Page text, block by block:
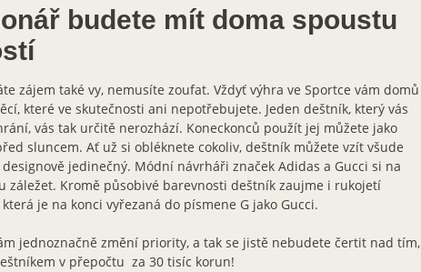
budete mít doma spoustu
zájem také vy, nemusíte zoufat. Vždyť výhra ve Sportce vám domů
které ve skutečnosti ani nepotřebujete. Jeden deštník, který vás
vás tak určitě nerozhází. Koneckonců použít jej můžete jako
sluncem. Ať už si obléknete cokoliv, deštník můžete vzít všude
jedinečný. Módní návrháři značek Adidas a Gucci si na
záležet. Kromě působivé barevnosti deštník zaujme i rukojetí
je na konci vyřezaná do písmene G jako Gucci.
jednoznačně změní priority, a tak se jistě nebudete čertit nad tím,
v přepočtu za 30 tisíc korun!